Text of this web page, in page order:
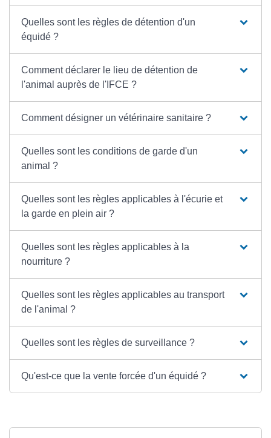
Quelles sont les règles de détention d'un
équidé ?
Comment déclarer le lieu de détention de
l'animal auprès de l'IFCE ?
Comment désigner un vétérinaire sanitaire ?
Quelles sont les conditions de garde d'un
animal ?
Quelles sont les règles applicables à l'écurie et
la garde en plein air ?
Quelles sont les règles applicables à la
nourriture ?
Quelles sont les règles applicables au transport
de l'animal ?
Quelles sont les règles de surveillance ?
Qu'est-ce que la vente forcée d'un équidé ?